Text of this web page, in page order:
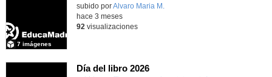
subido porAlvaro Maria M.
7 imágenes
hace 3 meses
92 visualizaciones
Día del libro 2026